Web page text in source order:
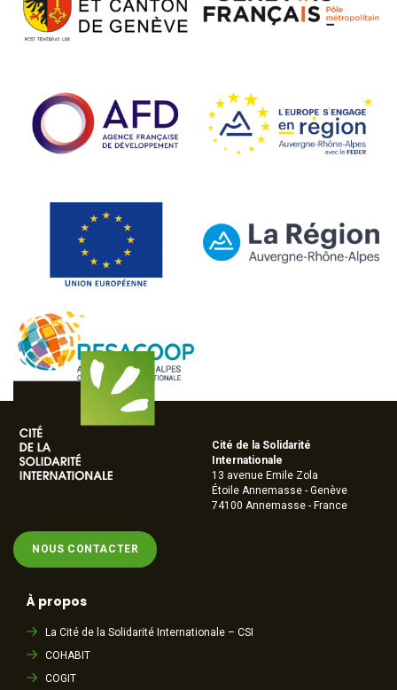
NOUS CONTACTER
Cité de la Solidarité
Internationale
13 avenue Emile Zola
Étoile Annemasse - Genève
74100 Annemasse - France
À propos
La Cité de la Solidarité Internationale – CSI
COHABIT
COGIT